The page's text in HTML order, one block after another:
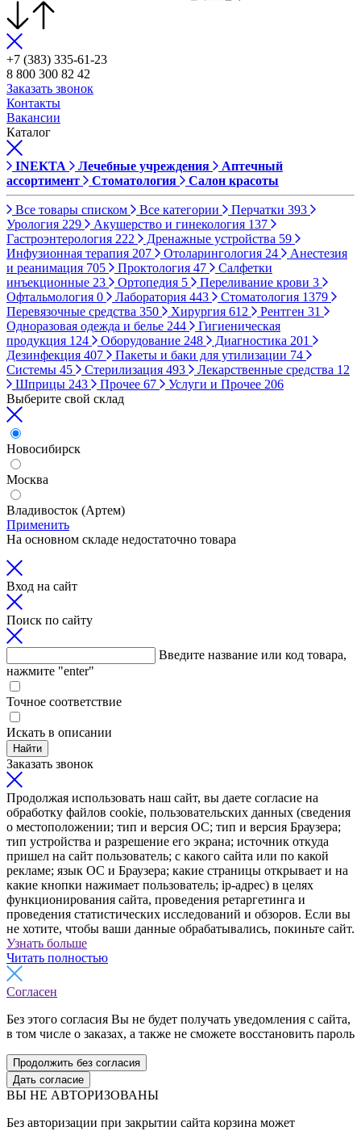
+7 (383) 335-61-23
8 800 300 82 42
Заказать звонок
Контакты
Вакансии
Каталог
INEKTA Лечебные учреждения
Аптечный
ассортимент
Стоматология Салон красоты
Все товары списком Все категории Перчатки 393
Урология 229 Акушерство и гинекология 137
Гастроэнтерология 222 Дренажные устройства 59
Инфузионная терапия 207 Отоларингология 24
Анестезия
и реанимация 705 Проктология 47
Салфетки
инъекционные 23 Ортопедия 5 Переливание крови 3
Офтальмология 0 Лаборатория 443 Стоматология 1379
Перевязочные средства 350 Хирургия 612 Рентген 31
Одноразовая одежда и белье 244
Гигиеническая
продукция 124 Оборудование 248 Диагностика 201
Дезинфекция 407 Пакеты и баки для утилизации 74
Системы 45 Стерилизация 493 Лекарственные средства 12
Шприцы 243 Прочее 67 Услуги и Прочее 206
Выберите свой склад
Новосибирск
Москва
Владивосток (Артем)
Применить
На основном складе недостаточно товара
Вход на сайт
Поиск по сайту
Введите название или код товара,
нажмите "enter"
Точное соответствие
Искать в описании
Найти
Заказать звонок
Продолжая использовать наш сайт, вы даете согласие на
обработку файлов cookie, пользовательских данных (сведения
о местоположении; тип и версия ОС; тип и версия Браузера;
тип устройства и разрешение его экрана; источник откуда
пришел на сайт пользователь; с какого сайта или по какой
рекламе; язык ОС и Браузера; какие страницы открывает и на
какие кнопки нажимает пользователь; ip-адрес) в целях
функционирования сайта, проведения ретаргетинга и
проведения статистических исследований и обзоров. Если вы
не хотите, чтобы ваши данные обрабатывались, покиньте сайт.
Узнать больше
Читать полностью
Согласен
Без этого согласия Вы не будет получать уведомления с сайта,
в том числе о заказах, а также не сможете восстановить пароль
Продолжить без согласия
Дать согласие
ВЫ НЕ АВТОРИЗОВАНЫ
Без авторизации при закрытии сайта корзина может